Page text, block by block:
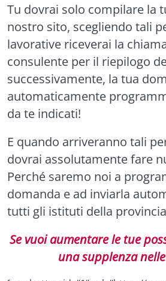
Tu dovrai solo compilare la
nostro sito, scegliendo tali
lavorative riceverai la
consulente per il riepilogo
successivamente, la tua
automaticamente
da te indicati!
E quando arriveranno tali
dovrai assolutamente fare
Perché saremo noi a
domanda e ad inviarla
tutti gli istituti della
Se vuoi aumentare le tue
una supplenza